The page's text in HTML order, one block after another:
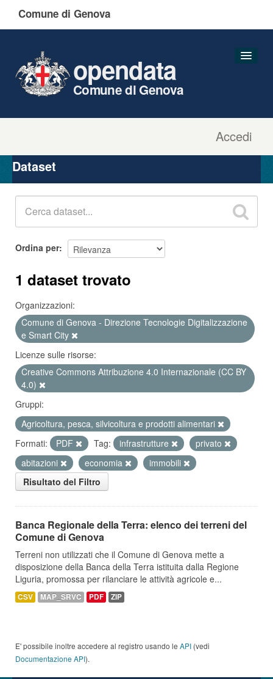
Comune di Genova
Accedi
opendata
Comune di Genova
Organizzazioni
Gruppi
Dataset
Ordina per
1 dataset trovato
Organizzazioni:
Comune di Genova - Direzione Tecnologie Digitalizzazione
e Smart City
Licenze sulle risorse:
Creative Commons Attribuzione 4.0 Internazionale (CC BY
4.0)
Gruppi:
Agricoltura, pesca, silvicoltura e prodotti alimentari
Formati:
PDF Tag: infrastrutture
privato
abitazioni
economia
immobili
Risultato del Filtro
Banca Regionale della Terra: elenco dei terreni del
Comune di Genova
Terreni non utilizzati che il Comune di Genova mette a
disposizione della Banca della Terra istituita dalla Regione
Liguria, promossa per rilanciare le attività agricole e...
CSV MAP_SRVC PDF ZIP
E' possibile inoltre accedere al registro usando le API (vedi
Documentazione API).